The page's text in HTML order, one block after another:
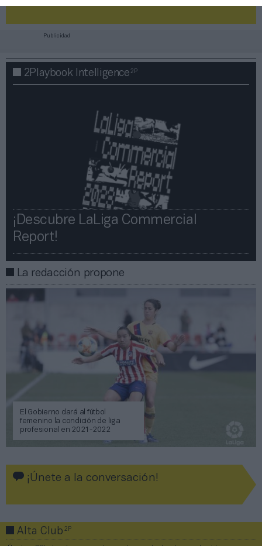
Publicidad
2Playbook Intelligence2P
¡Descubre LaLiga Commercial
Report!​​
La redacción propone
El Gobierno dará al fútbol
femenino la condición de liga
profesional en 2021-2022
¡Únete a la conversación!
Alta Club2P